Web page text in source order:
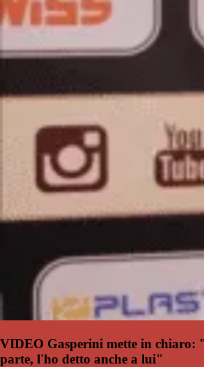
VIDEO Gasperini mette in chiaro:
parte, l'ho detto anche a lui"